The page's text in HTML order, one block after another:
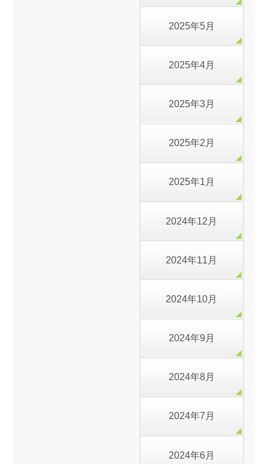
2025年5月
2025年4月
2025年3月
2025年2月
2025年1月
2024年12月
2024年11月
2024年10月
2024年9月
2024年8月
2024年7月
2024年6月